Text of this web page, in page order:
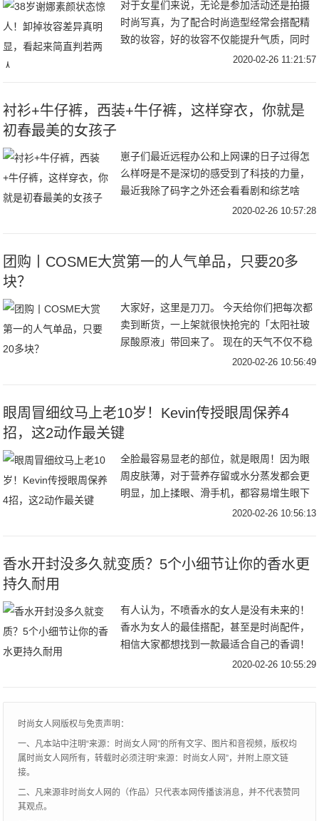
对于女星们来说，无论是参加活动还是拍摄
时尚写真，为了配合时尚造型经常会搭配精
致的妆容，好的妆容不仅能提升气质，同时
还能够达到视觉瘦脸的效果。38岁谢娜素颜
2020-02-26 11:21:57
衬衫+牛仔裤，西装+牛仔裤，这样穿衣，你就是
初春最美的女孩子
崽子们最近远程办公和上网课的日子过得怎
么样呀是不是深切的感受到了科技的力量，
最近我除了码字之外还会看看剧和综艺啥
的，这些天家里的电视几乎从早开到晚我妈
2020-02-26 10:57:28
团购丨COSME大赏第一的人气单品，只要20多
块？
大家好，这里是刀刀。 今天给你们把每次都
卖到断货，一上架就很快抢完的「太阳社玻
尿酸原液」带回来了。 现在的天气不仅不稳
定，还比较干燥，它的存在真的是太有必要
2020-02-26 10:56:49
眼周冒细纹马上老10岁！Kevin传授眼周保养4
招，这2动作最关键
全脸最容易显老的部位，就是眼周！因为眼
周皮肤薄，对于营养存留或水分蒸发都会更
明显，加上揉眼、滑手机，都容易增生眼下
细纹，不想老10岁，就得把眼周保养好，这
2020-02-26 10:56:13
香水开封没多久就变质？5个小细节让你的香水更
持久耐用
有人认为，不喷香水的女人是没有未来的！
香水为女人的最佳搭配，甚至是时尚配件，
相信大家都想找到一款最适合自己的香调！
香水作为一款可以彰显自我特色的物件，每
2020-02-26 10:55:29
时尚女人网版权与免责声明：
一、凡本站中注明“来源：时尚女人网”的所有文字、图片和音视频，版权均
属时尚女人网所有，转载时必须注明“来源：时尚女人网”，并附上原文链
接。
二、凡来源非时尚女人网的（作品）只代表本网传播该消息，并不代表赞同
其观点。